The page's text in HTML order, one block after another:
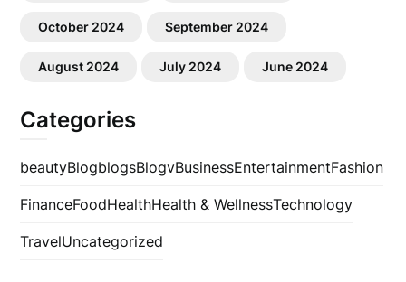
October 2024 September 2024
August 2024 July 2024 June 2024
Categories
beautyBlogblogsBlogvBusinessEntertainmentFashion
FinanceFoodHealthHealth & WellnessTechnology
TravelUncategorized